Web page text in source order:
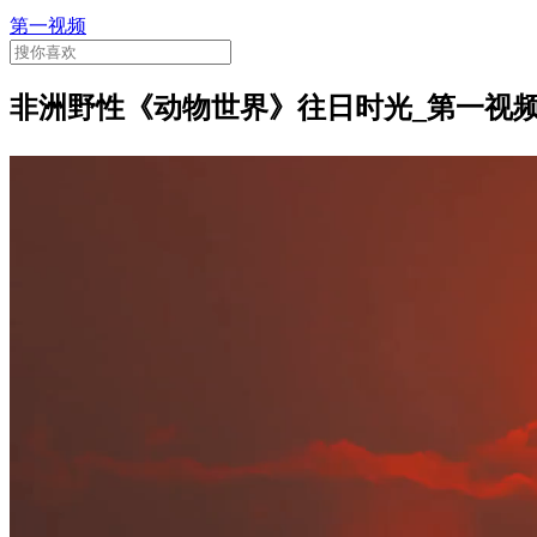
第一视频
非洲野性《动物世界》往日时光_第一视